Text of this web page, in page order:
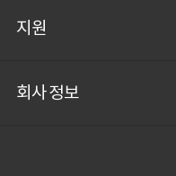
지원
회사 정보